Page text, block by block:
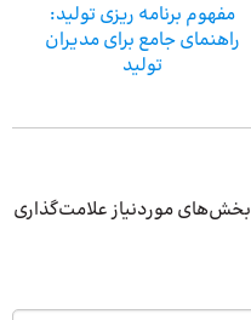
مفهوم برنامه‌ ریزی تولید:
راهنمای جامع برای مدیران
تولید
بخش‌های موردنیاز علامت‌گذاری